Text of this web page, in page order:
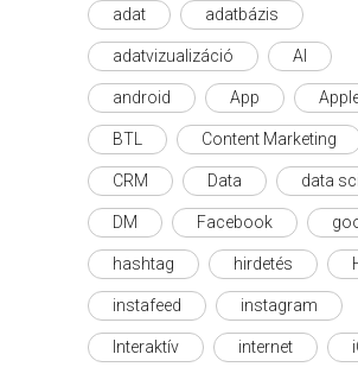
adat adatbázis
adatvizualizáció AI
android App
BTL Content Marketing
CRM Data data
DM Facebook
hashtag hirdetés
instafeed instagram
Interaktív internet